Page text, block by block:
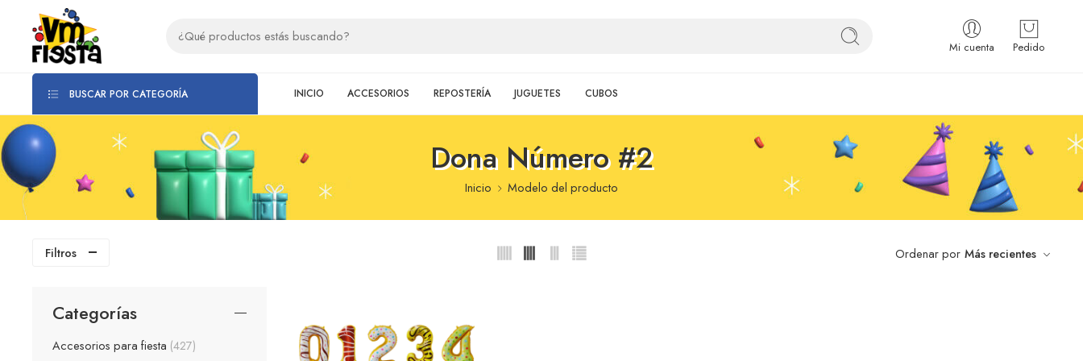
Mi cuenta Pedido
BUSCAR POR CATEGORÍA INICIO ACCESORIOS REPOSTERÍA JUGUETES CUBOS
Dona Número #2
Inicio Modelo del producto
Filtros Ordenar por Más recientes
Categorías
Accesorios para fiesta 427